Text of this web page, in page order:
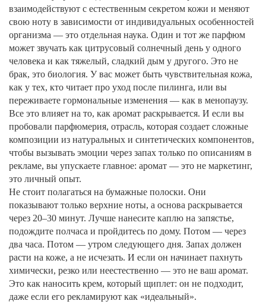
взаимодействуют с естественным секретом кожи и меняют
свою ноту в зависимости от индивидуальных особенностей
организма — это отдельная наука. Один и тот же парфюм
может звучать как цитрусовый солнечный день у одного
человека и как тяжелый, сладкий дым у другого. Это не
брак, это биология. У вас может быть чувствительная кожа,
как у тех, кто читает про уход после пилинга, или вы
переживаете гормональные изменения — как в менопаузу.
Все это влияет на то, как аромат раскрывается. И если вы
пробовали парфюмерия, отрасль, которая создает сложные
композиции из натуральных и синтетических компонентов,
чтобы вызывать эмоции через запах только по описаниям в
рекламе, вы упускаете главное: аромат — это не маркетинг,
это личный опыт.
Не стоит полагаться на бумажные полоски. Они
показывают только верхние ноты, а основа раскрывается
через 20–30 минут. Лучше нанесите каплю на запястье,
подождите полчаса и пройдитесь по дому. Потом — через
два часа. Потом — утром следующего дня. Запах должен
расти на коже, а не исчезать. И если он начинает пахнуть
химически, резко или неестественно — это не ваш аромат.
Это как наносить крем, который щиплет: он не подходит,
даже если его рекламируют как «идеальный».